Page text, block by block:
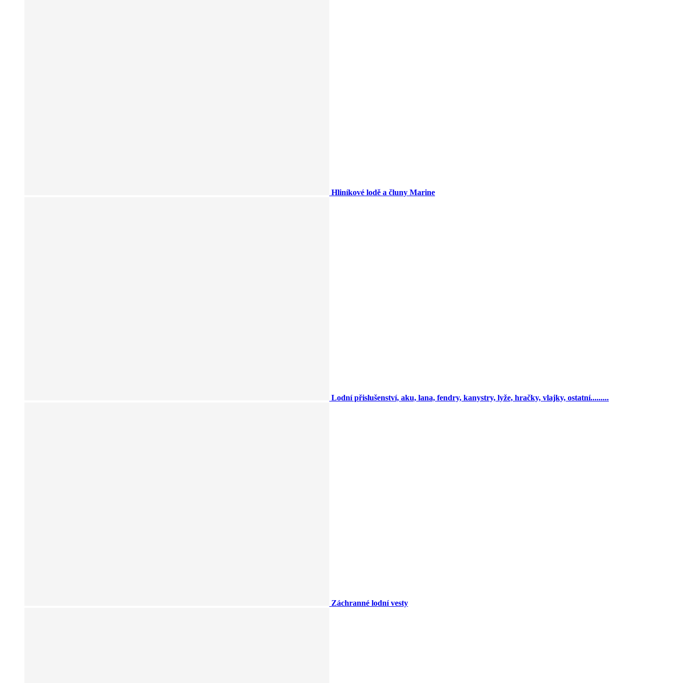
Hliníkové lodě a čluny Marine
Lodní přislušenství, aku, lana, fendry, kanystry, lyže, hračky, vlajky, ostatní.........
Záchranné lodní vesty